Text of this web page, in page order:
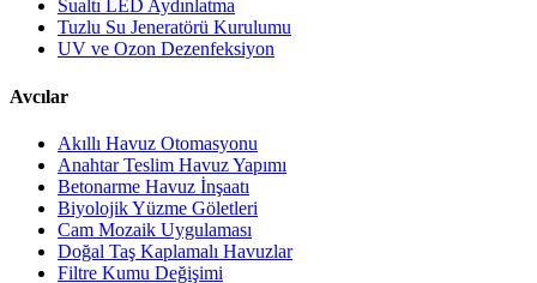
Sualtı LED Aydınlatma
Tuzlu Su Jeneratörü Kurulumu
UV ve Ozon Dezenfeksiyon
Avcılar
Akıllı Havuz Otomasyonu
Anahtar Teslim Havuz Yapımı
Betonarme Havuz İnşaatı
Biyolojik Yüzme Göletleri
Cam Mozaik Uygulaması
Doğal Taş Kaplamalı Havuzlar
Filtre Kumu Değişimi